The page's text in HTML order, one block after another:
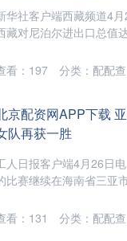
华社客户端西藏频道4
藏对尼泊尔进出口总值
看： 197 分类： 配配查
京配资网APP下载
队再获一胜
人日报客户端4月26日
比赛继续在海南省三亚
看： 131 分类： 配配查